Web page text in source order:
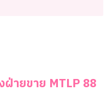
ายขาย MTLP 88